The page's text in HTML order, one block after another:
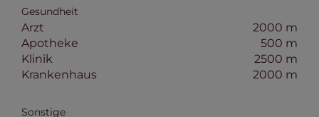
Gesundheit
Arzt
2000 m
Apotheke
500 m
Klinik
2500 m
Krankenhaus
2000 m
Sonstige